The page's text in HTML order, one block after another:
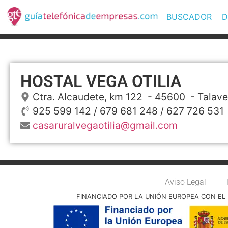
BUSCADOR
HOSTAL VEGA OTILIA
Ctra. Alcaudete, km 122 - 45600 -
925 599 142 / 679 681 248 / 627 726 531
casaruralvegaotilia@gmail.com
Aviso Legal
FINANCIADO POR LA UNIÓN EUROPEA CON